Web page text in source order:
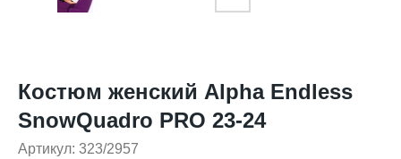
Костюм женский Alpha Endless
SnowQuadro PRO 23-24
Артикул: 323/2957